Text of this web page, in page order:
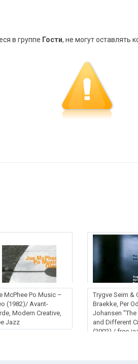
в группе Гости, не могут оставлять
McPhee Po Music –
(1982)/ Avant-
Modern Creative,
Jazz
Trygve Seim &
Braekke, Per
Johansen "The
and Different
(2002) / free-